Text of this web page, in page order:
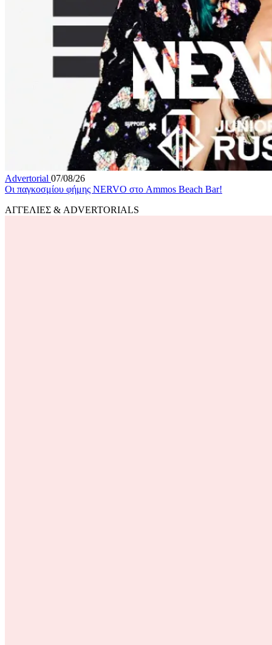
Advertorial 07/08/26
Οι παγκοσμίου φήμης NERVO στο Ammos Beach Bar!
ΑΓΓΕΛΙΕΣ & ADVERTORIALS